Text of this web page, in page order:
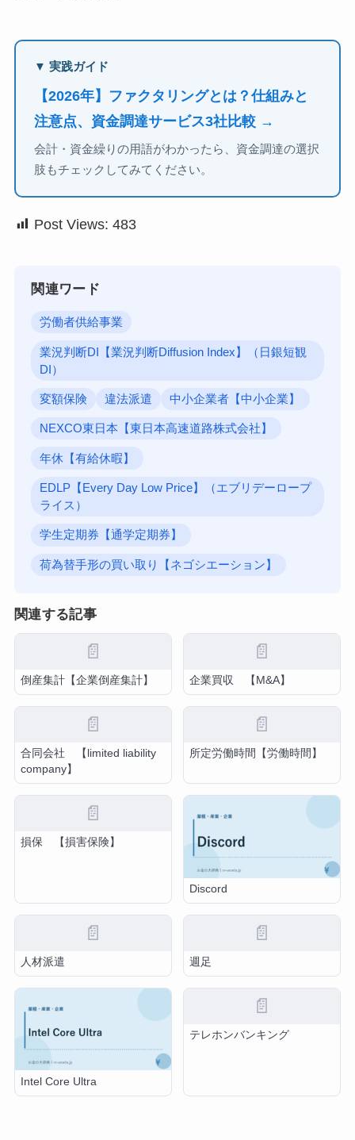
▼ 実践ガイド
【2026年】ファクタリングとは？仕組みと
注意点、資金調達サービス3社比較 →
会計・資金繰りの用語がわかったら、資金調達の選択
肢もチェックしてみてください。
Post Views: 483
関連ワード
労働者供給事業
業況判断DI【業況判断Diffusion Index】（日銀短観
DI）
変額保険 違法派遣 中小企業者【中小企業】
NEXCO東日本【東日本高速道路株式会社】
年休【有給休暇】
EDLP【Every Day Low Price】（エブリデーロープ
ライス）
学生定期券【通学定期券】
荷為替手形の買い取り【ネゴシエーション】
関連する記事
📄
倒産集計【企業倒産集計】
📄
企業買収 【M&A】
📄
合同会社 【limited liability
company】
📄
所定労働時間【労働時間】
📄
損保 【損害保険】
Discord
📄
人材派遣
📄
週足
Intel Core Ultra
📄
テレホンバンキング